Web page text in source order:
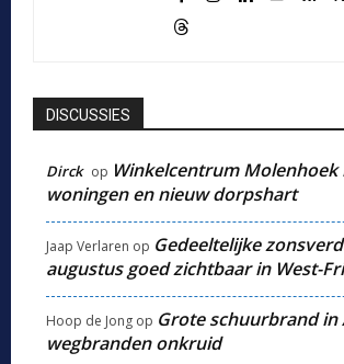
DISCUSSIES
Dirck op Winkelcentrum Molenhoek
woningen en nieuw dorpshart
Jaap Verlaren op Gedeeltelijke
augustus goed zichtbaar in West-
Hoop de Jong op Grote schuurbrand in
wegbranden onkruid